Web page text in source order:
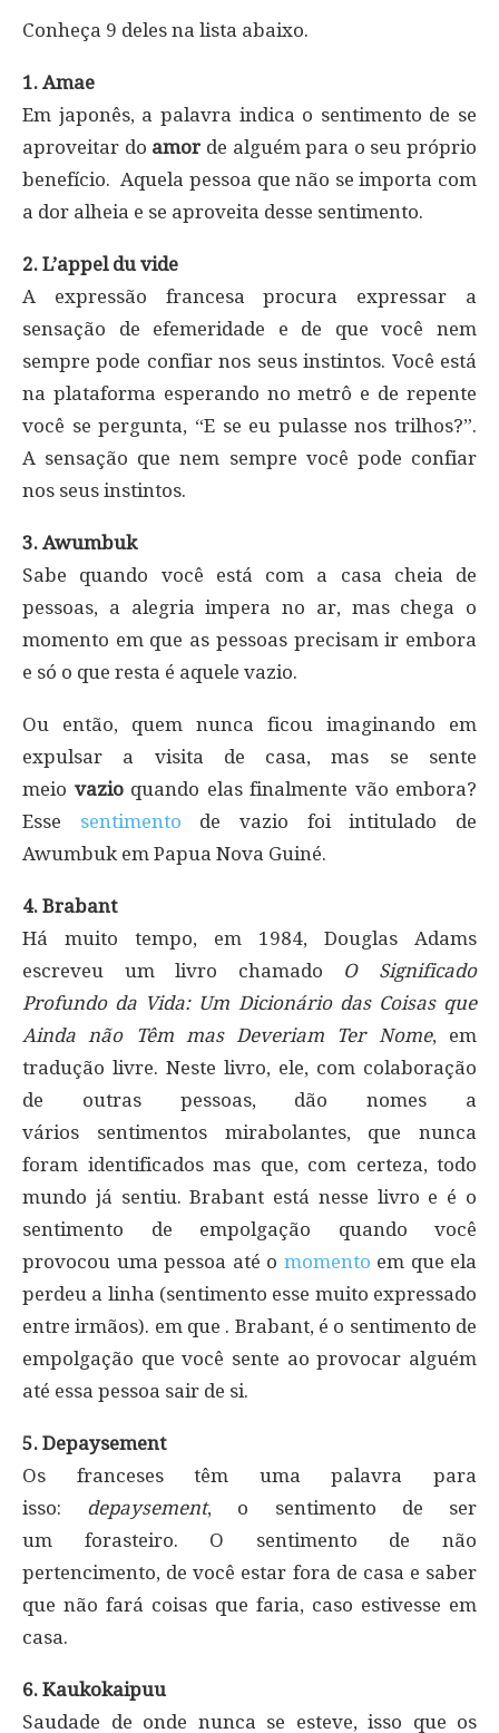
Conheça 9 deles na lista abaixo.
1. Amae
Em japonês, a palavra indica o sentimento de se
aproveitar do amor de alguém para o seu próprio
benefício. Aquela pessoa que não se importa com
a dor alheia e se aproveita desse sentimento.
2. L’appel du vide
A expressão francesa procura expressar a
sensação de efemeridade e de que você nem
sempre pode confiar nos seus instintos. Você está
na plataforma esperando no metrô e de repente
você se pergunta, “E se eu pulasse nos trilhos?”.
A sensação que nem sempre você pode confiar
nos seus instintos.
3. Awumbuk
Sabe quando você está com a casa cheia de
pessoas, a alegria impera no ar, mas chega o
momento em que as pessoas precisam ir embora
e só o que resta é aquele vazio.
Ou então, quem nunca ficou imaginando em
expulsar a visita de casa, mas se sente
meio vazioquando elas finalmente vão embora?
Esse sentimento de vazio foi intitulado de
Awumbuk em Papua Nova Guiné.
4. Brabant
Há muito tempo, em 1984, Douglas Adams
escreveu um livro chamado O Significado
Profundo da Vida: Um Dicionário das Coisas que
Ainda não Têm mas Deveriam Ter Nome, em
tradução livre. Neste livro, ele, com colaboração
de outras pessoas, dão nomes a
vários
sentimentos mirabolantes,
que nunca
foram identificados mas que, com certeza, todo
mundo já sentiu. Brabant está nesse livro e é o
sentimento de empolgação quando você
provocou uma pessoa até o momento em que ela
perdeu a linha (sentimento esse muito expressado
entre irmãos). em que . Brabant, é o sentimento de
empolgação que você sente ao provocar alguém
até essa pessoa sair de si.
5. Depaysement
Os franceses têm uma palavra para
isso: depaysement, o sentimento de ser
um forasteiro. O sentimento de não
pertencimento, de você estar fora de casa e saber
que não fará coisas que faria, caso estivesse em
casa.
6. Kaukokaipuu
Saudade de onde nunca se esteve, isso que os